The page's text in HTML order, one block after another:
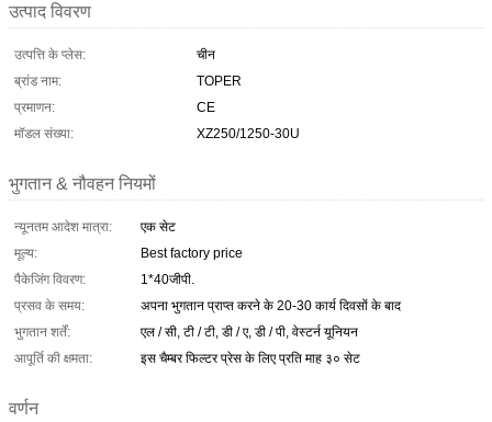
उत्पाद विवरण
उत्पत्ति के प्लेस:
चीन
ब्रांड नाम:
TOPER
प्रमाणन:
CE
मॉडल संख्या:
XZ250/1250-30U
भुगतान & नौवहन नियमों
न्यूनतम आदेश मात्रा:
एक सेट
मूल्य:
Best factory price
पैकेजिंग विवरण:
1*40जीपी.
प्रसव के समय:
अपना भुगतान प्राप्त करने के 20-30 कार्य दिवसों के बाद
भुगतान शर्तें:
एल / सी, टी / टी, डी / ए, डी / पी, वेस्टर्न यूनियन
आपूर्ति की क्षमता:
इस चैम्बर फिल्टर प्रेस के लिए प्रति माह ३० सेट
वर्णन